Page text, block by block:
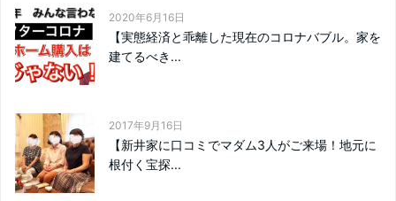
2020年6月16日
【実態経済と乖離した現在のコロナバブル。家を
建てるべき...
2017年9月16日
【新井家に口コミでマダム3人がご来場！地元に
根付く宝探...